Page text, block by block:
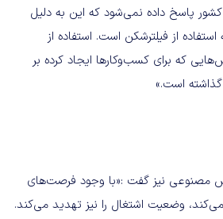
پاسخ داده نمی‌شود که این به دلیل
از فیلترشکن است. استفاده از
که برای کسب‌وکارها ایجاد کرده بر
گذاشته است.»
مصنوعی نیز گفت :«با وجود فرصت‌های
وضعیت اشتغال را نیز تهدید می‌کند.